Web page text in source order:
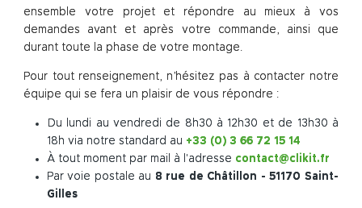
ensemble votre projet et répondre au mieux à vos
demandes avant et après votre commande, ainsi que
durant toute la phase de votre montage.
Pour tout renseignement, n’hésitez pas à contacter notre
équipe qui se fera un plaisir de vous répondre :
Du lundi au vendredi de 8h30 à 12h30 et de 13h30 à
18h via notre standard au +33 (0) 3 66 72 15 14
À tout moment par mail à l'adresse contact@clikit.fr
Par voie postale au 8 rue de Châtillon - 51170 Saint-
Gilles